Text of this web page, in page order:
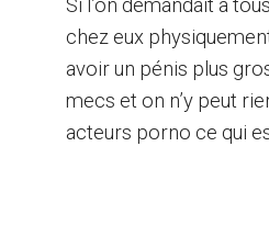
Si l’on demandait à
chez eux
avoir un pénis plus
mecs et on n’y peut
acteurs porno ce qui